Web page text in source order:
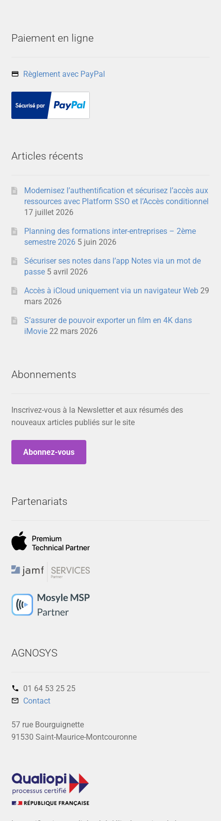
Paiement en ligne
Règlement avec PayPal
Articles récents
Modernisez l’authentification et sécurisez l’accès aux
ressources avec Platform SSO et l’Accès conditionnel
17 juillet 2026
Planning des formations inter-entreprises – 2ème
semestre 2026 5 juin 2026
Sécuriser ses notes dans l’app Notes via un mot de
passe 5 avril 2026
Accès à iCloud uniquement via un navigateur Web 29
mars 2026
S’assurer de pouvoir exporter un film en 4K dans
iMovie 22 mars 2026
Abonnements
Inscrivez-vous à la Newsletter et aux résumés des
nouveaux articles publiés sur le site
Abonnez-vous
Partenariats
AGNOSYS
01 64 53 25 25‬
Contact
57 rue Bourguignette
91530 Saint-Maurice-Montcouronne